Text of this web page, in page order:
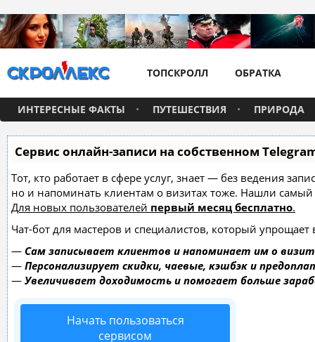
ТОПСКРОЛЛ ОБРАТКА
ИНТЕРЕСНЫЕ ФАКТЫ ПУТЕШЕСТВИЯ ПРИРОДА
Сервис онлайн-записи на собственном
Тот, кто работает в сфере услуг, знает — без ведения
но и напоминать клиентам о визитах тоже. Нашли
Для новых пользователей первый месяц бесплатно.
Чат-бот для мастеров и специалистов, который упрощает
— Сам записывает клиентов и напоминает им о
— Персонализирует скидки, чаевые, кэшбэк и
— Увеличивает доходимость и помогает больше
Начать пользоваться
сервисом